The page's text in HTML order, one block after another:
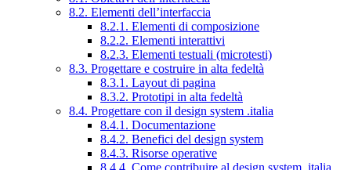
8.2. Elementi dell’interfaccia
8.2.1. Elementi di composizione
8.2.2. Elementi interattivi
8.2.3. Elementi testuali (microtesti)
8.3. Progettare e costruire in alta fedeltà
8.3.1. Layout di pagina
8.3.2. Prototipi in alta fedeltà
8.4. Progettare con il design system .italia
8.4.1. Documentazione
8.4.2. Benefici del design system
8.4.3. Risorse operative
8.4.4. Come contribuire al design system .italia